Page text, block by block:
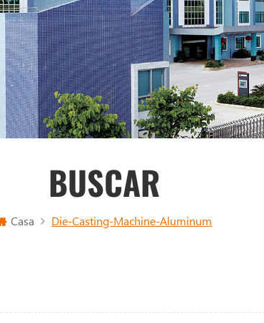
BUSCAR
Casa Die-Casting-Machine-Aluminum